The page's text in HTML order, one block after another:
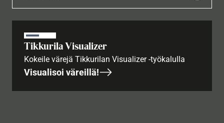
Tikkurila Visualizer
Kokeile värejä Tikkurilan Visualizer -työkalulla
Visualisoi väreillä!